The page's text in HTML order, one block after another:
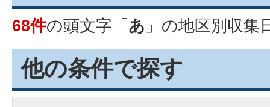
68件の頭文字「 あ 」の地区別収集
他の条件で探す